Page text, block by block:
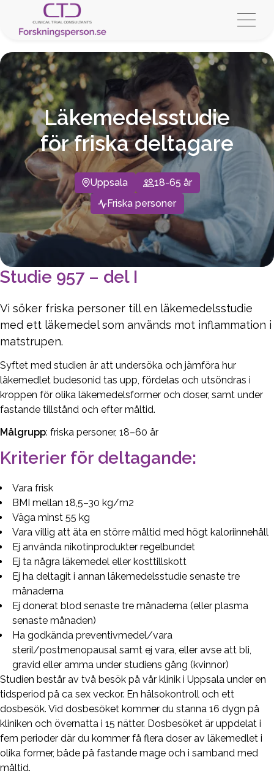
Läkemedelsstudie
för friska deltagare
Uppsala
18-65 år
Friska personer
Studie 957 – del I
Vi söker friska personer till en läkemedelsstudie
med ett läkemedel som används mot inflammation i
matstrupen.
Syftet med studien är att undersöka och jämföra hur
läkemedlet budesonid tas upp, fördelas och utsöndras i
kroppen för olika läkemedelsformer och doser, samt under
fastande tillstånd och efter måltid.
Målgrupp: friska personer, 18–60 år
Kriterier för deltagande:
Vara frisk
BMI mellan 18,5–30 kg/m2
Väga minst 55 kg
Vara villig att äta en större måltid med högt kaloriinnehåll
Ej använda nikotinprodukter regelbundet
Ej ta några läkemedel eller kosttillskott
Ej ha deltagit i annan läkemedelsstudie senaste tre
månaderna
Ej donerat blod senaste tre månaderna (eller plasma
senaste månaden)
Ha godkända preventivmedel/vara
steril/postmenopausal samt ej vara, eller avse att bli,
gravid eller amma under studiens gång (kvinnor)
Studien består av två besök på vår klinik i Uppsala under en
tidsperiod på ca sex veckor. En hälsokontroll och ett
dosbesök. Vid dosbesöket kommer du stanna 16 dygn på
kliniken och övernatta i 15 nätter. Dosbesöket är uppdelat i
fem perioder där du kommer få flera doser av läkemedlet i
olika former, både på fastande mage och i samband med
måltid.